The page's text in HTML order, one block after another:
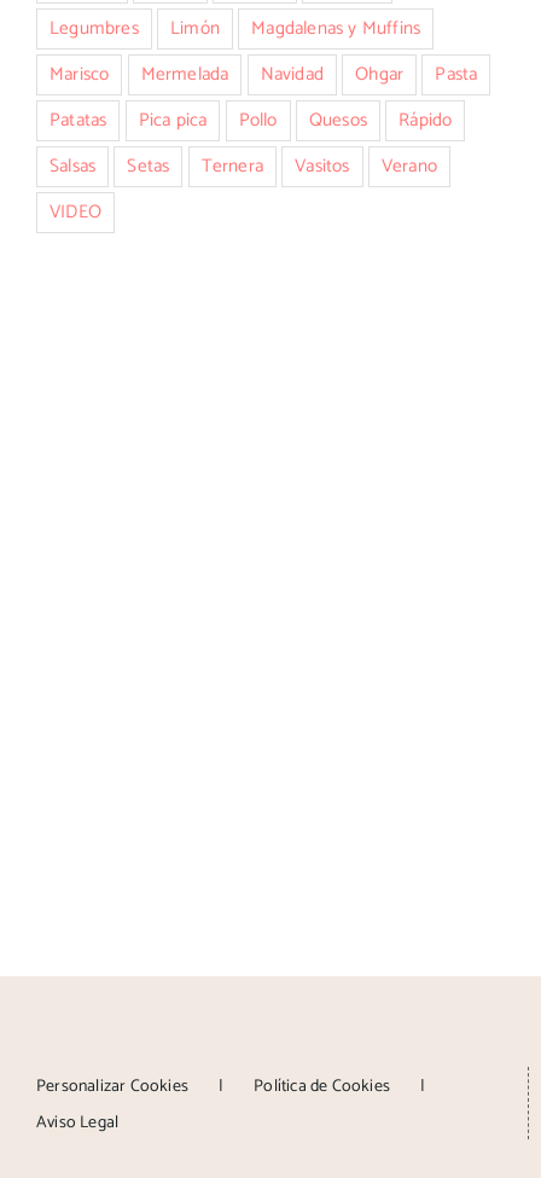
Legumbres
Limón
Magdalenas y Muffins
Marisco
Mermelada Navidad Ohgar
Pasta
Patatas
Pica pica Pollo Quesos
Rápido
Salsas
Setas Ternera Vasitos
Verano
VIDEO
Personalizar Cookies
Política de Cookies
Aviso Legal